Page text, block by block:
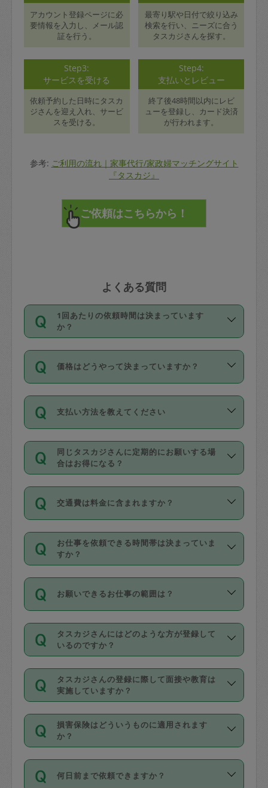
アカウント登録ページに必
要情報を入力し、メール認
証を行う。
最寄り駅や日付で絞り込み
検索を行い、ニーズに合う
タスカジさんを探す。
Step3:
サービスを受ける
依頼予約した日時にタスカ
ジさんを迎え入れ、サービ
スを受ける。
Step4:
支払いとレビュー
終了後48時間以内にレビ
ューを登録し、カード決済
が行われます。
参考: ご利用の流れ｜家事代行/家政婦マッチングサイト
『タスカジ』
よくある質問
1回あたりの依頼時間は決まっています
か？
依頼1回につき3時間固定です。3時間を
超えて依頼したい場合は、延長機能をご
利用ください。機能をご利用いただくに
の上事前申請することが必要です。な
お、3時間を下回っても、値引き等はござ
いません。
価格はどうやって決まっていますか？
11種類の価格帯の中からタスカジさん自
身が価格を選んで設定しています。
タスカジさんの価格設定には最初は制限
があり、レビュー件数、レビューの平均
値、などで除々に設定可能な最高額が上
がっていく仕組みになっています。
支払い方法を教えてください
お支払方法はクレジットカード（Visa／
Master／JCB／AMERICAN EXPRESS／
Diners Club）のみとなります。
を行う際にご入力ください。プロフィー
ル登録時にはご入力いただかなくても大
丈夫です。
デビットカード・プリペイドカード（Vプ
リカ、au WALLETなど）は支払にはご利
銀行振込や現金払いも対応していませ
なお、タスカジさんの交通費も、依頼料
金のご請求と合わせてお支払いとなりま
動計算で表示されます。
同じタスカジさんに定期的にお願いする場
合はお得になる？
依頼には「スポット」と「定期（毎週｜
隔週）」があり、「定期」の依頼は「ス
ポット」よりお得な料金でご利用できま
す。
定期の最低利用回数は設けていない代わ
りに、一定数を超えたキャンセルは有償
（例：毎週定期の場合は３回以上のキャ
ンセルが有償（1200円、隔週定期の場合
は２回以上のキャンセルが有償（1200
交通費は料金に含まれますか？
交通費は依頼料金とは別途発生し、依頼
料金のご請求と合わせてお支払いとなり
ます。交通費の金額は「依頼の詳細」に
お仕事を依頼できる時間帯は決まっていま
すか？
時間帯は3種類あります。いずれも１回あ
たり３時間です。
・ＡＭ ９時～１２時
・ＰＭ １３時～１６時
・夜 １８時～２１時
開始時間を２時間前後変更することが可
能です。依頼送信後、個別にタスカジさ
んにメッセージを送り調整してくださ
い。ただし、２時間を越えての調整はで
時間も被らない場合、損害保険の対象外
お願いできるお仕事の範囲は？
掃除、整理収納、洗濯、買い物、料理、
作り置きです。タスカジさんによってで
きる仕事の範囲が異なりますので、依頼
する前にタスカジさんのプロフィールで
確認してください。
基本的に、高所での作業や危険作業、屋
外での作業は対象外です。
タスカジさんにはどのような方が登録して
いるのですか？
主婦として長年の家事経験をお持ちの
方、栄養士・調理師といった資格者で保
育園や学校の給食やレストランで料理関
係の専門職に従事されていた方、日本で
すでにハウスキーパーや英語の先生とし
てお仕事をしているフィリピン出身の
社員など様々なバックグラウンドの方が
タスカジさんの登録に際して面接や教育は
実施していますか？
応募の際に、各自事務局との面接と説明
を行っています。その後、身分証明書の
写真提出をしていただいています。外国
確認しています。タスカジさんトレーニ
損害保険はどういうものに適用されます
か？
依頼者とタスカジさんとの間でタスカジ
を通して成立した作業時間内での作業に
何日前まで依頼できますか？